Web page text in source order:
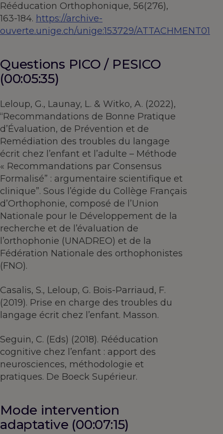
Rééducation Orthophonique, 56(276),
163-184. https://archive-
ouverte.unige.ch/unige:153729/ATTACHMENT01
Questions PICO / PESICO
(00:05:35)
Leloup, G., Launay, L. & Witko, A. (2022),
“Recommandations de Bonne Pratique
d’Évaluation, de Prévention et de
Remédiation des troubles du langage
écrit chez l’enfant et l’adulte – Méthode
« Recommandations par Consensus
Formalisé” : argumentaire scientifique et
clinique”. Sous l’égide du Collège Français
d’Orthophonie, composé de l’Union
Nationale pour le Développement de la
recherche et de l’évaluation de
l’orthophonie (UNADREO) et de la
Fédération Nationale des orthophonistes
(FNO).
Casalis, S., Leloup, G. Bois-Parriaud, F.
(2019). Prise en charge des troubles du
langage écrit chez l’enfant. Masson.
Seguin, C. (Eds) (2018). Rééducation
cognitive chez l’enfant : apport des
neurosciences, méthodologie et
pratiques. De Boeck Supérieur.
Mode intervention
adaptative (00:07:15)